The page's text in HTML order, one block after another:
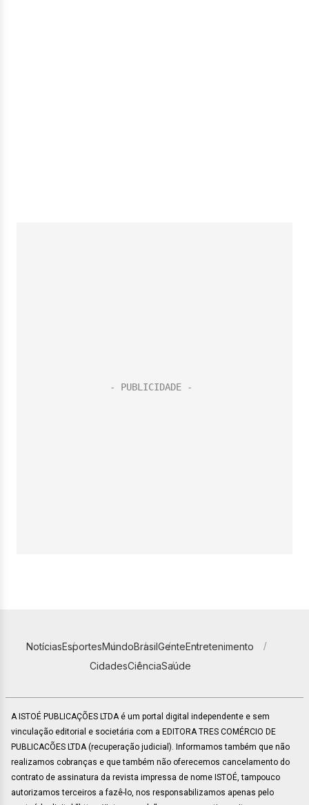
NotíciasEsportesMundoBrasilGenteEntretenimento
CidadesCiênciaSaúde
A ISTOÉ PUBLICAÇÕES LTDA é um portal digital independente e sem
vinculação editorial e societária com a EDITORA TRES COMÉRCIO DE
PUBLICACÕES LTDA (recuperação judicial). Informamos também que não
realizamos cobranças e que também não oferecemos cancelamento do
contrato de assinatura da revista impressa de nome ISTOÉ, tampouco
autorizamos terceiros a fazê-lo, nos responsabilizamos apenas pelo